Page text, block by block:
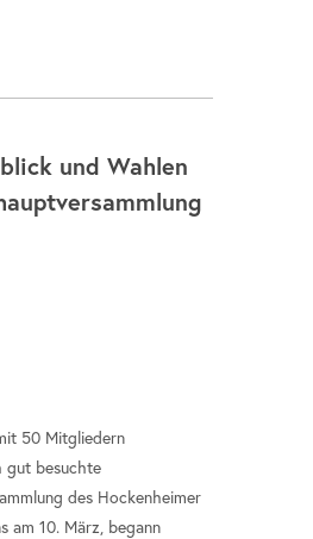
und Wahlen
50 Mitgliedern
gut besuchte
des Hockenheimer
am 10. März, begann